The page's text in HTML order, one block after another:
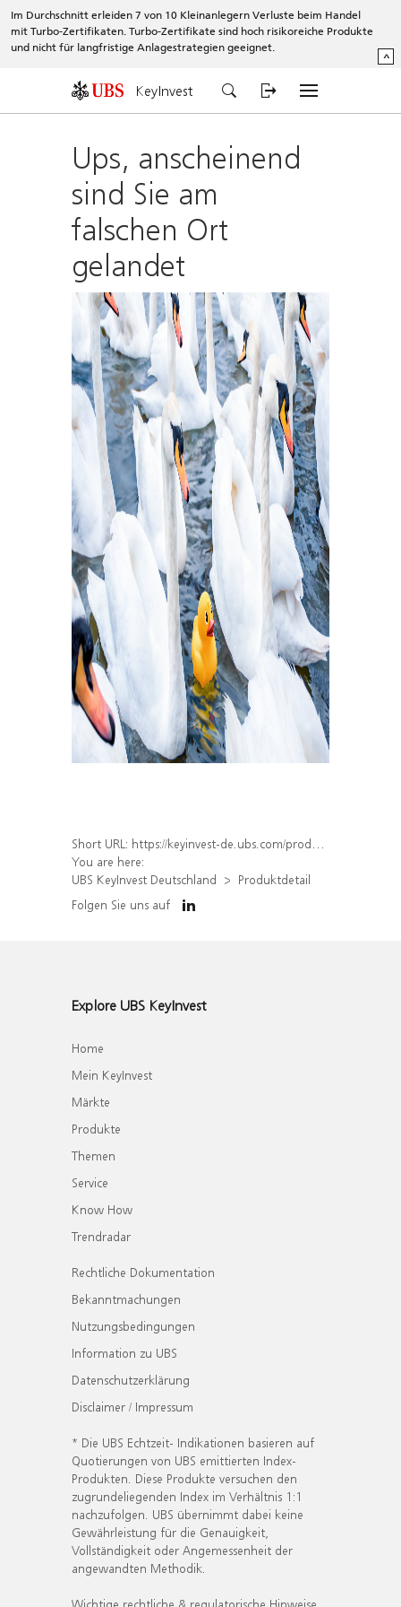
Im Durchschnitt erleiden 7 von 10 Kleinanlegern Verluste beim Handel
mit Turbo-Zertifikaten. Turbo-Zertifikate sind hoch risikoreiche Produkte
und nicht für langfristige Anlagestrategien geeignet.
^
KeyInvest
Ups, anscheinend
sind Sie am
falschen Ort
gelandet
Short URL: https://keyinvest-de.ubs.com/produkt/detail/index/isin/DE000WA6CPT2
You are here:
UBS KeyInvest Deutschland
Produktdetail
Folgen Sie uns auf
Explore UBS KeyInvest
Home
Mein KeyInvest
Märkte
Produkte
Themen
Service
Know How
Trendradar
Rechtliche Dokumentation
Bekanntmachungen
Nutzungsbedingungen
Information zu UBS
Datenschutzerklärung
Disclaimer / Impressum
* Die UBS Echtzeit- Indikationen basieren auf
Quotierungen von UBS emittierten Index-
Produkten. Diese Produkte versuchen den
zugrundeliegenden Index im Verhältnis 1:1
nachzufolgen. UBS übernimmt dabei keine
Gewährleistung für die Genauigkeit,
Vollständigkeit oder Angemessenheit der
angewandten Methodik.